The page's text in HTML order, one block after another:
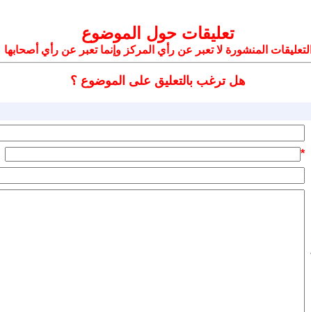
تعليقات حول الموضوع
التعليقات المنشورة لا تعبر عن رأي المركز وإنما تعبر عن رأي أصحابها
هل ترغب بالتعليق على الموضوع ؟
*